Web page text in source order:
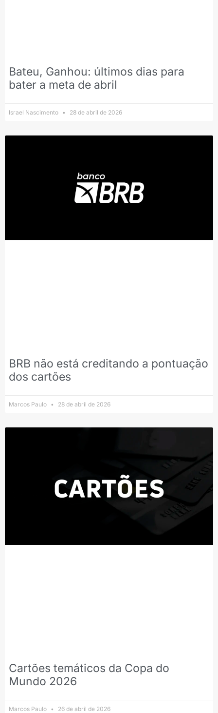
Bateu, Ganhou: últimos dias para
bater a meta de abril
Israel Nascimento 28 de abril de 2026
BRB não está creditando a pontuação
dos cartões
Marcos Paulo 28 de abril de 2026
Cartões temáticos da Copa do
Mundo 2026
Marcos Paulo 26 de abril de 2026